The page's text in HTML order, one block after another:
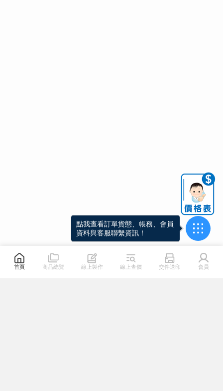
點我查看訂單貨態、帳務、會員
資料與客服聯繫資訊！
首頁 商品總覽 線上製作 線上查價 交件送印 會員